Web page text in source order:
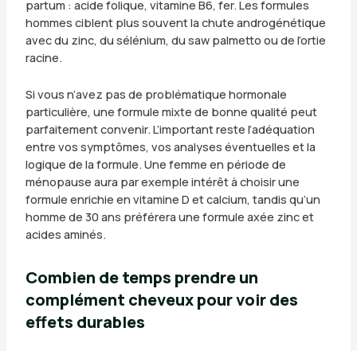
partum : acide folique, vitamine B6, fer. Les formules
hommes ciblent plus souvent la chute androgénétique
avec du zinc, du sélénium, du saw palmetto ou de l’ortie
racine.
Si vous n’avez pas de problématique hormonale
particulière, une formule mixte de bonne qualité peut
parfaitement convenir. L’important reste l’adéquation
entre vos symptômes, vos analyses éventuelles et la
logique de la formule. Une femme en période de
ménopause aura par exemple intérêt à choisir une
formule enrichie en vitamine D et calcium, tandis qu’un
homme de 30 ans préférera une formule axée zinc et
acides aminés.
Combien de temps prendre un
complément cheveux pour voir des
effets durables